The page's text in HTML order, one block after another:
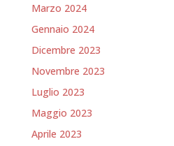
Marzo 2024
Gennaio 2024
Dicembre 2023
Novembre 2023
Luglio 2023
Maggio 2023
Aprile 2023